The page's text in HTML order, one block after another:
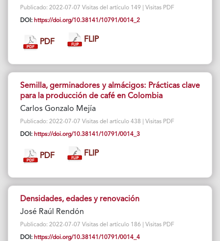
Publicado: 2022-07-07 Visitas del artículo 149 | Visitas PDF
DOI: https://doi.org/10.38141/10791/0014_2
PDF FLIP
Semilla, germinadores y almácigos: Prácticas clave
para la producción de café en Colombia
Carlos Gonzalo Mejía
Publicado: 2022-07-07 Visitas del artículo 438 | Visitas PDF
DOI: https://doi.org/10.38141/10791/0014_3
PDF FLIP
Densidades, edades y renovación
José Raúl Rendón
Publicado: 2022-07-07 Visitas del artículo 186 | Visitas PDF
DOI: https://doi.org/10.38141/10791/0014_4